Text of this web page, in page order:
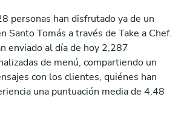
personas han disfrutado ya de un
Santo Tomás a través de Take a Chef.
enviado al día de hoy 2,287
de menú, compartiendo un
con los clientes, quiénes han
una puntuación media de 4.48